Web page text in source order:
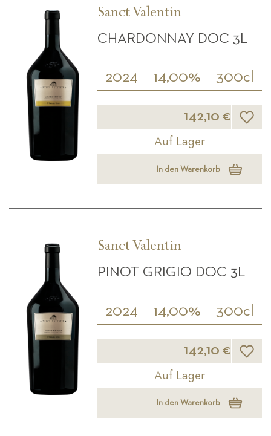
Sanct Valentin
CHARDONNAY DOC 3L
2024 14,00% 300cl
142,10 €
Auf Lager
In den Warenkorb
Sanct Valentin
PINOT GRIGIO DOC 3L
2024 14,00% 300cl
142,10 €
Auf Lager
In den Warenkorb